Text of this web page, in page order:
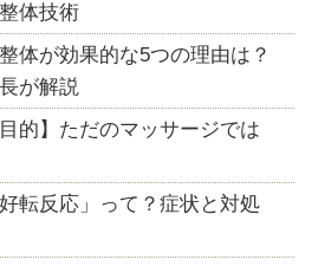
体技術
体が効果的な5つの理由は？
が解説
的】ただのマッサージでは
転反応」って？症状と対処